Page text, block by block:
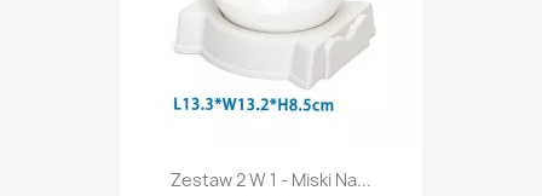
Zestaw 2 W 1 - Miski Na...